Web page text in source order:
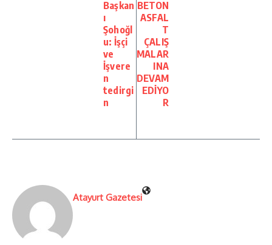
Başkan
ı
Şohoğl
u: İşçi
ve
İşvere
n
tedirgi
n
BETON
ASFAL
T
ÇALIŞ
MALAR
INA
DEVAM
EDİYO
R
Atayurt Gazetesi